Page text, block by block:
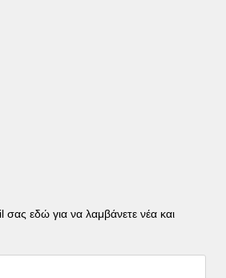
εδώ για να λαμβάνετε νέα και